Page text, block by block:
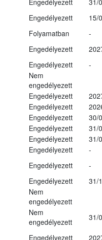
Engedélyezett
31/
Engedélyezett
15/
Folyamatban
-
Engedélyezett
Engedélyezett
-
Nem
engedélyezett
Engedélyezett
Engedélyezett
Engedélyezett
30/
Engedélyezett
31/
Engedélyezett
31/
Engedélyezett
-
Engedélyezett
-
Engedélyezett
31/
Nem
engedélyezett
Nem
engedélyezett
31/
Engedélyezett